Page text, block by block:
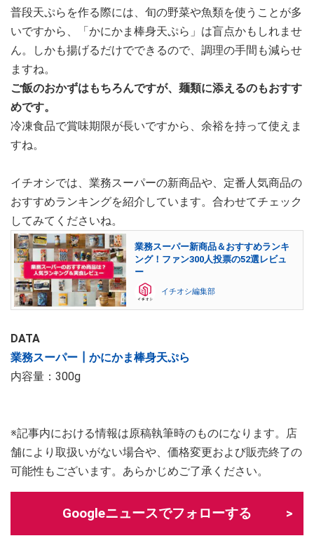
普段天ぷらを作る際には、旬の野菜や魚類を使うことが多
いですから、「かにかま棒身天ぷら」は盲点かもしれませ
ん。しかも揚げるだけでできるので、調理の手間も減らせ
ますね。
ご飯のおかずはもちろんですが、麺類に添えるのもおすす
めです。
冷凍食品で賞味期限が長いですから、余裕を持って使えま
すね。
イチオシでは、業務スーパーの新商品や、定番人気商品の
おすすめランキングを紹介しています。合わせてチェック
してみてくださいね。
業務スーパー新商品＆おすすめランキ
ング！ファン300人投票の52選レビュ
ー
イチオシ編集部
DATA
業務スーパー┃かにかま棒身天ぷら
内容量：300g
※記事内における情報は原稿執筆時のものになります。店
舗により取扱いがない場合や、価格変更および販売終了の
可能性もございます。あらかじめご了承ください。
Googleニュースでフォローする